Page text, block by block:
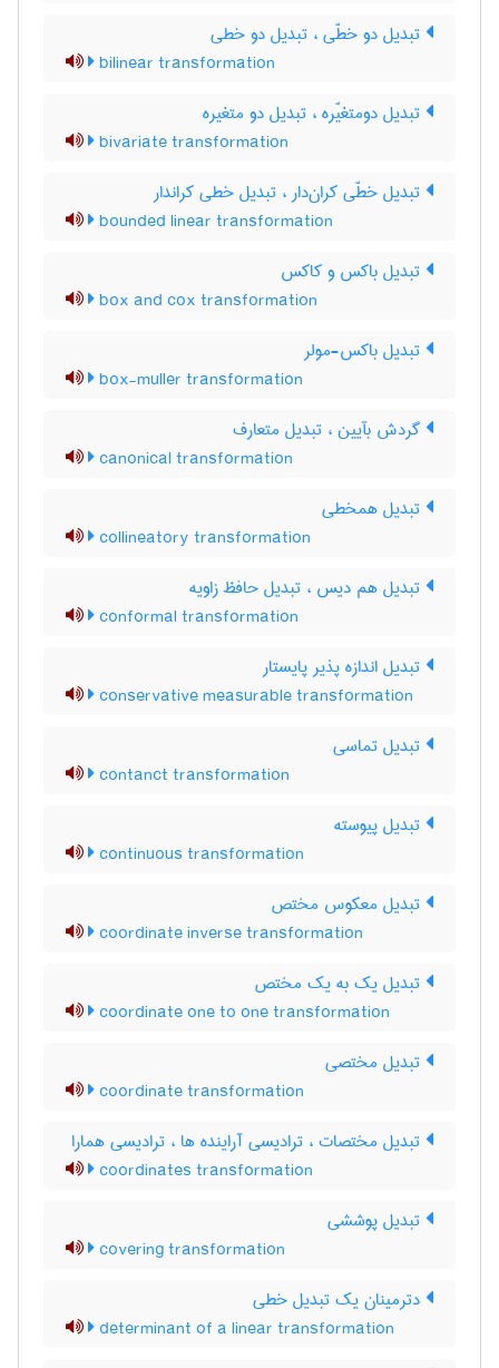
تبدیل دو خطّی ، تبدیل دو خطی
bilinear transformation
تبدیل دومتغیّره ، تبدیل دو متغیره
bivariate transformation
تبدیل خطّی کران‌دار ، تبدیل خطی کراندار
bounded linear transformation
تبدیل باکس و کاکس
box and cox transformation
تبدیل باکس-مولر
box-muller transformation
گردش بآیین ، تبدیل متعارف
canonical transformation
تبدیل همخطی
collineatory transformation
تبدیل هم دیس ، تبدیل حافظ زاویه
conformal transformation
تبدیل اندازه پذیر پایستار
conservative measurable transformation
تبدیل تماسی
contanct transformation
تبدیل پیوسته
continuous transformation
تبدیل معکوس مختص
coordinate inverse transformation
تبدیل یک به یک مختص
coordinate one to one transformation
تبدیل مختصی
coordinate transformation
تبدیل مختصات ، ترادیسی آراینده ها ، ترادیسی همارا
coordinates transformation
تبدیل پوششی
covering transformation
دترمینان یک تبدیل خطی
determinant of a linear transformation